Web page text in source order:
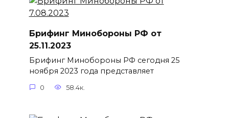
Брифинг Минобороны РФ от
25.11.2023
Брифинг Минобороны РФ сегодня 25
ноября 2023 года представляет
0 58.4к.